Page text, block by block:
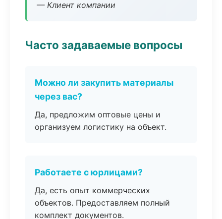
— Клиент компании
Часто задаваемые вопросы
Можно ли закупить материалы
через вас?
Да, предложим оптовые цены и
организуем логистику на объект.
Работаете с юрлицами?
Да, есть опыт коммерческих
объектов. Предоставляем полный
комплект документов.